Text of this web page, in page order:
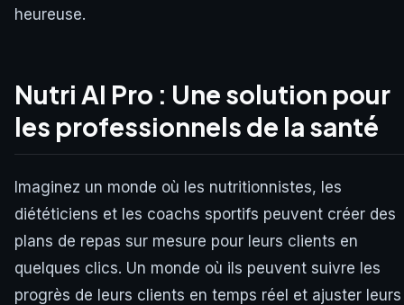
heureuse.
Nutri AI Pro : Une solution pour
les professionnels de la santé
Imaginez un monde où les nutritionnistes, les
diététiciens et les coachs sportifs peuvent créer des
plans de repas sur mesure pour leurs clients en
quelques clics. Un monde où ils peuvent suivre les
progrès de leurs clients en temps réel et ajuster leurs